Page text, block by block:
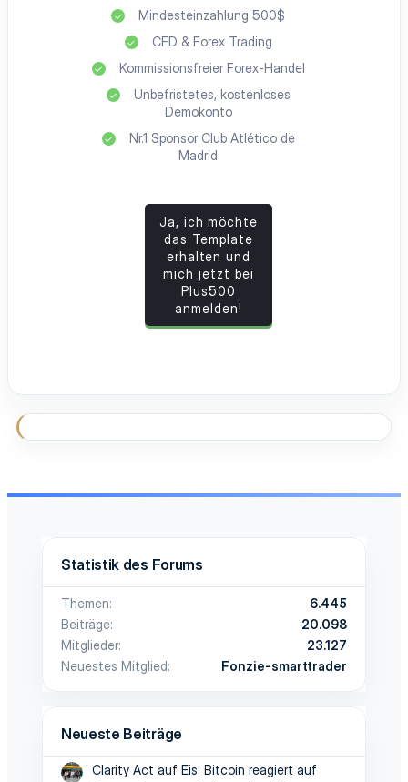
Mindesteinzahlung 500$
CFD & Forex Trading
Kommissionsfreier Forex-Handel
Unbefristetes, kostenloses
Demokonto
Nr.1 Sponsor Club Atlético de
Madrid
Ja, ich möchte
das Template
erhalten und
mich jetzt bei
Plus500
anmelden!
Statistik des Forums
Themen
6.445
Beiträge
20.098
Mitglieder
23.127
Neuestes Mitglied
Fonzie-smarttrader
Neueste Beiträge
Clarity Act auf Eis: Bitcoin reagiert auf